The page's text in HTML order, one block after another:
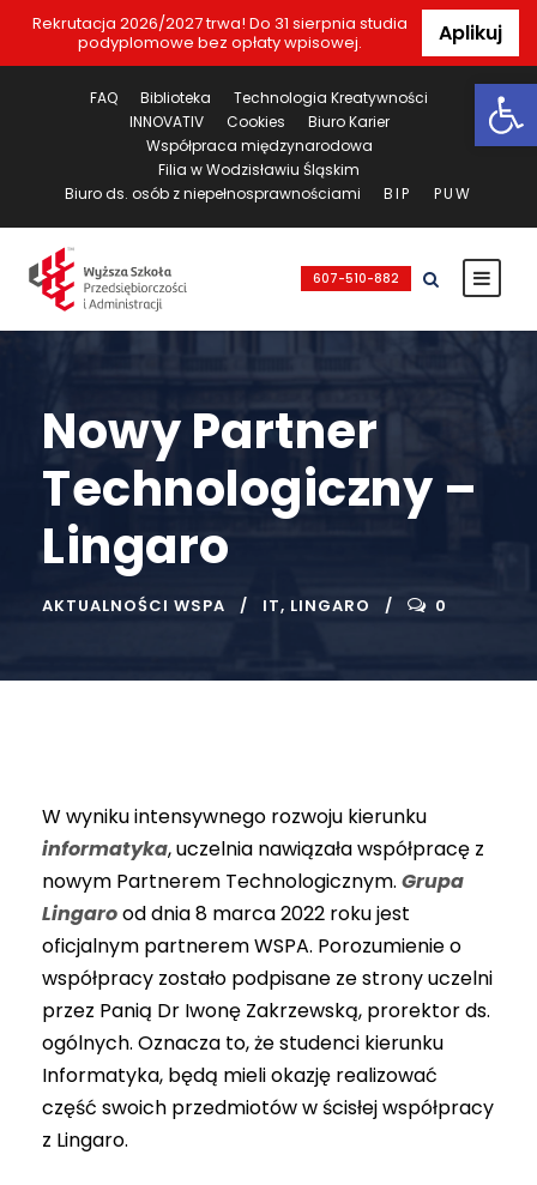
Rekrutacja 2026/2027 trwa! Do 31 sierpnia studia
podyplomowe bez opłaty wpisowej.
Aplikuj
FAQ Biblioteka
Technologia Kreatywności
INNOVATIV
Cookies
Biuro Karier
Współpraca międzynarodowa
Filia w Wodzisławiu Śląskim
Biuro ds. osób z niepełnosprawnościami
BIP PUW
607-510-882
Nowy Partner
Technologiczny –
Lingaro
AKTUALNOŚCI WSPA IT, LINGARO 0
W wyniku intensywnego rozwoju kierunku
informatyka, uczelnia nawiązała współpracę z
nowym Partnerem Technologicznym. Grupa
Lingarood dnia 8 marca 2022 roku jest
oficjalnym partnerem WSPA. Porozumienie o
współpracy zostało podpisane ze strony uczelni
przez Panią Dr Iwonę Zakrzewską, prorektor ds.
ogólnych. Oznacza to, że studenci kierunku
Informatyka, będą mieli okazję realizować
część swoich przedmiotów w ścisłej współpracy
z Lingaro.